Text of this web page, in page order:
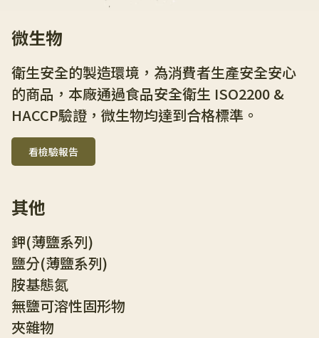
微生物
衛生安全的製造環境，為消費者生產安全安心
的商品，本廠通過食品安全衛生 ISO2200 &
HACCP驗證，微生物均達到合格標準。
看檢驗報告
其他
鉀(薄鹽系列)
鹽分(薄鹽系列)
胺基態氮
無鹽可溶性固形物
夾雜物